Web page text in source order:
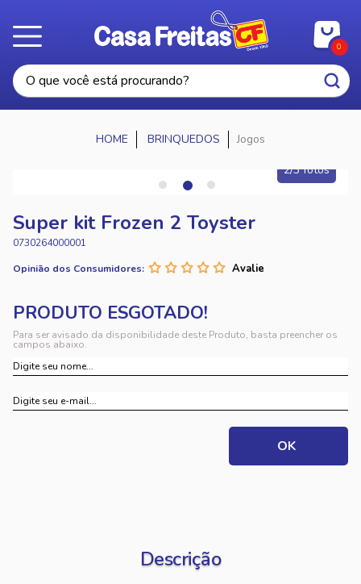
0
BRINQUEDOS
Jogos
2/3 fotos
Super kit Frozen 2 Toyster
0730264000001
Opinião dos Consumidores:
Para ser avisado da disponibilidade deste Produto, basta preencher os
campos abaixo.
Descrição